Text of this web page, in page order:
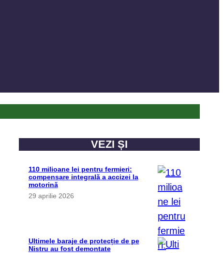
VEZI ȘI
110 milioane lei pentru fermieri:
compensare integrală a accizei la
motorină
29 aprilie 2026
Ultimele baraje de protecție de pe
Nistru au fost demontate